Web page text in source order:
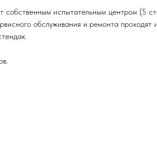
собственным испытательным центром (5
обслуживания и ремонта проходят